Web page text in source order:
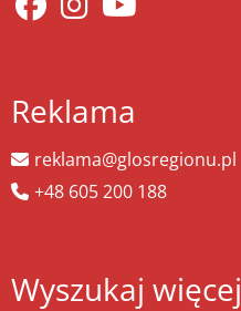
Reklama
reklama@glosregionu.pl
+48 605 200 188
Wyszukaj więcej